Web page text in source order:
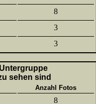
8
3
3
sehen sind
Anzahl Fotos
8